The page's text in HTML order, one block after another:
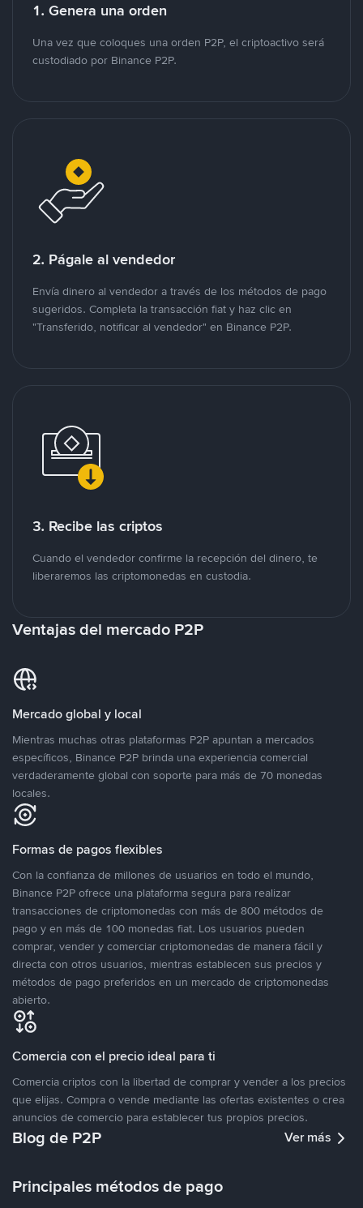
1. Genera una orden
Una vez que coloques una orden P2P, el criptoactivo será
custodiado por Binance P2P.
2. Págale al vendedor
Envía dinero al vendedor a través de los métodos de pago
sugeridos. Completa la transacción fiat y haz clic en
"Transferido, notificar al vendedor" en Binance P2P.
3. Recibe las criptos
Cuando el vendedor confirme la recepción del dinero, te
liberaremos las criptomonedas en custodia.
Ventajas del mercado P2P
Mercado global y local
Mientras muchas otras plataformas P2P apuntan a mercados
específicos, Binance P2P brinda una experiencia comercial
verdaderamente global con soporte para más de 70 monedas
locales.
Formas de pagos flexibles
Con la confianza de millones de usuarios en todo el mundo,
Binance P2P ofrece una plataforma segura para realizar
transacciones de criptomonedas con más de 800 métodos de
pago y en más de 100 monedas fiat. Los usuarios pueden
comprar, vender y comerciar criptomonedas de manera fácil y
directa con otros usuarios, mientras establecen sus precios y
métodos de pago preferidos en un mercado de criptomonedas
abierto.
Comercia con el precio ideal para ti
Comercia criptos con la libertad de comprar y vender a los precios
que elijas. Compra o vende mediante las ofertas existentes o crea
anuncios de comercio para establecer tus propios precios.
Blog de P2P Ver más
Principales métodos de pago